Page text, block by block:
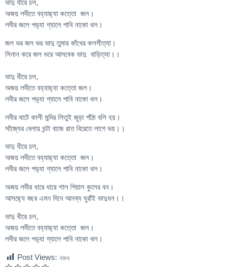
ভাদু ধীরে চল,
অজয় লদীতে বহ্যাছ্যা কত্তো জল।
লদীর জলে পড়্যা গ্যালে পাবি নাকো থল।
জল ভর জল ভর ভাদু তুমার কাঁখের কলসীত্যা।
সিনান করে জল ভরে আসবেক ভাদু বাড়িত্যা।।
ভাদু ধীরে চল,
অজয় লদীতে বহ্যাছ্যা কত্তো জল।
লদীর জলে পড়্যা গ্যালে পাবি নাকো থল।
লদীর ঘাটে কালী মন্দির লিতুই জুড়া পাঁঠা বলি হয়।
সাঁজ্যের বেলায় ঘন্টা বাজে রাত বিরেতে লাগে ভয়।।
ভাদু ধীরে চল,
অজয় লদীতে বহ্যাছ্যা কত্তো জল।
লদীর জলে পড়্যা গ্যালে পাবি নাকো থল।
অজয় লদীর ধারে ধারে শাল পিয়াল কুলের বন।
আসছ্যে বছর এমন দিনে আনব্য ঘুরাঁই ভাদুধন।।
ভাদু ধীরে চল,
অজয় লদীতে বহ্যাছ্যা কত্তো জল।
লদীর জলে পড়্যা গ্যালে পাবি নাকো থল।
Post Views: ২৬২